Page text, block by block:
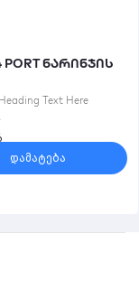
PORT ნარინჯის
Text Here
დამატება